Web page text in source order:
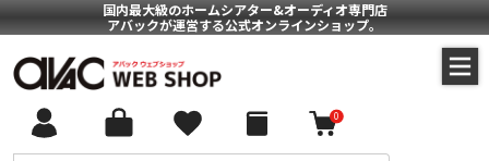
国内最大級のホームシアター&オーディオ専門店
アバックが運営する公式オンラインショップ。
0